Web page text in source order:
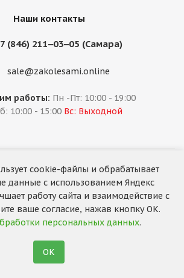
Наши контакты
(846) 211‒03‒05 (Самара)
sale@zakolesami.online
работы: Пн -Пт: 10:00 - 19:00
10:00 - 15:00 Вс: Выходной
© «За колёсами.Online»
сайта —RuMaster
cookie-файлы и обрабатывает
данные с использованием Яндекс
работу сайта и взаимодействие с
ваше согласие, нажав кнопку ОК.
персональных данных.
ОК